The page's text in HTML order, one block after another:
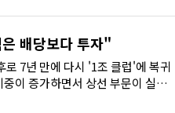
배당보다 투자"
7년 만에 다시 '1조 클럽'에 복귀
이 증가하면서 상선 부문이 실적